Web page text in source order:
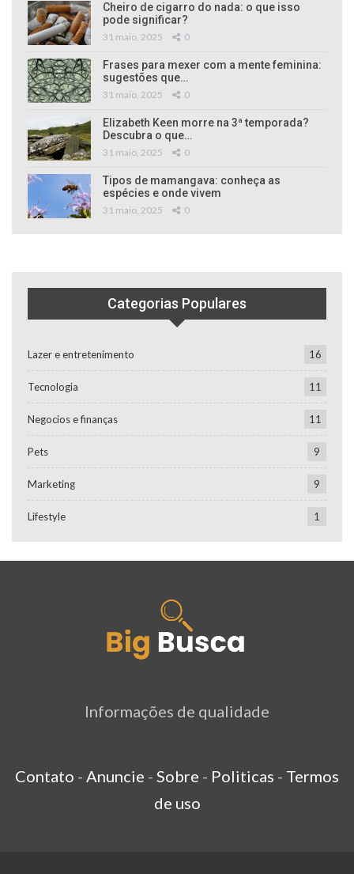
Cheiro de cigarro do nada: o que isso
pode significar?
31 maio, 2025 0
Frases para mexer com a mente feminina:
sugestões que…
31 maio, 2025 0
Elizabeth Keen morre na 3ª temporada?
Descubra o que…
31 maio, 2025 0
Tipos de mamangava: conheça as
espécies e onde vivem
31 maio, 2025 0
Categorias Populares
Lazer e entretenimento 16
Tecnologia 11
Negocios e finanças 11
Pets 9
Marketing 9
Lifestyle 1
Informações de qualidade
Contato - Anuncie - Sobre - Politicas - Termos
de uso